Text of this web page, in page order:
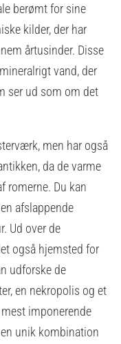
berømt for sine
kilder, der har
årtusinder. Disse
vand, der
ser ud som om det
men har også
da de varme
romerne. Du kan
afslappende
Ud over de
også hjemsted for
udforske de
en nekropolis og et
imponerende
unik kombination